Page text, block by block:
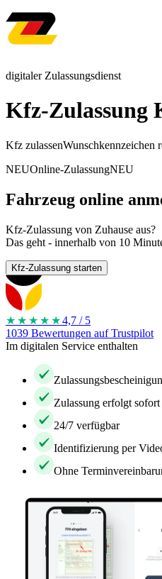
digitaler Zulassungsdienst
Kfz-Zulassung
Kfz zulassenWunschkennzeichen
NEUOnline-ZulassungNEU
Fahrzeug online
Kfz-Zulassung von Zuhause aus?
Das geht - innerhalb von 10
Kfz-Zulassung starten
★★★★ ★4,7 / 5
1039 Bewertungen auf Trustpilot
Im digitalen Service enthalten
Zulassung erfolgt sofort
24/7 verfügbar
Identifizierung per
Ohne